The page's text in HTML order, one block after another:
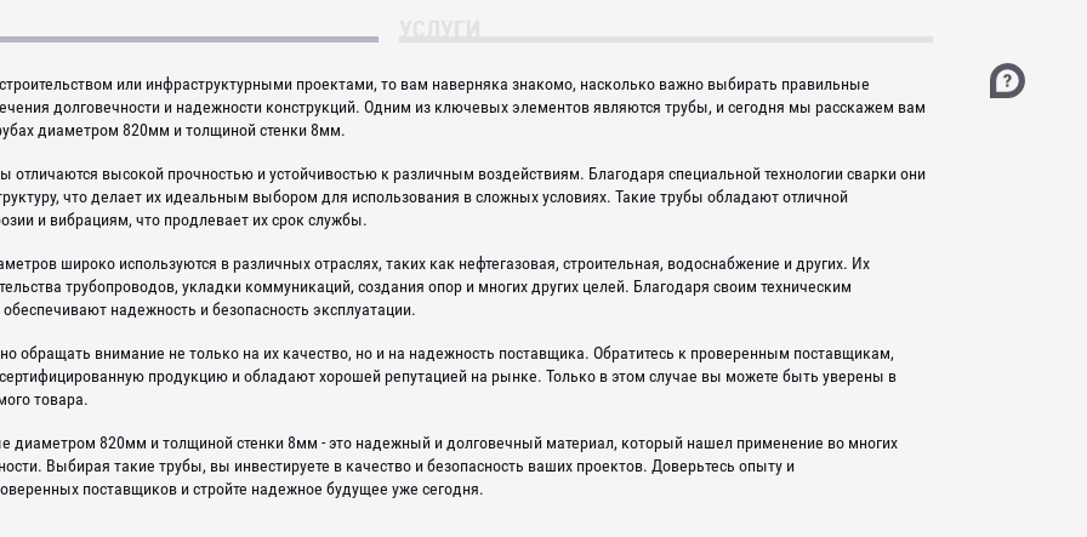
или инфраструктурными проектами, то вам наверняка знакомо, насколько важно выбирать правильные
долговечности и надежности конструкций. Одним из ключевых элементов являются трубы, и сегодня мы расскажем вам
диаметром 820мм и толщиной стенки 8мм.
отличаются высокой прочностью и устойчивостью к различным воздействиям. Благодаря специальной технологии сварки они
что делает их идеальным выбором для использования в сложных условиях. Такие трубы обладают отличной
и вибрациям, что продлевает их срок службы.
широко используются в различных отраслях, таких как нефтегазовая, строительная, водоснабжение и других. Их
трубопроводов, укладки коммуникаций, создания опор и многих других целей. Благодаря своим техническим
надежность и безопасность эксплуатации.
обращать внимание не только на их качество, но и на надежность поставщика. Обратитесь к проверенным поставщикам,
продукцию и обладают хорошей репутацией на рынке. Только в этом случае вы можете быть уверены в
товара.
диаметром 820мм и толщиной стенки 8мм - это надежный и долговечный материал, который нашел применение во многих
Выбирая такие трубы, вы инвестируете в качество и безопасность ваших проектов. Доверьтесь опыту и
поставщиков и стройте надежное будущее уже сегодня.